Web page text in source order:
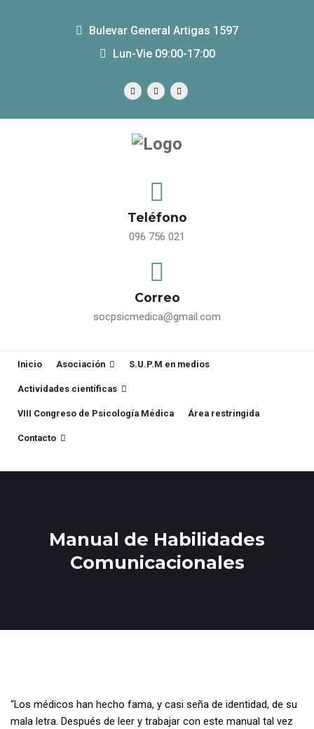
Bulevar General Artigas 1597
Lun-Vie 09:00-17:00
Teléfono
096 756 021
Correo
socpsicmedica@gmail.com
Inicio Asociación S.U.P.M en medios
Actividades científicas
VIII Congreso de Psicología Médica Área restringida
Contacto
Manual de Habilidades
Comunicacionales
“Los médicos han hecho fama, y casi seña de identidad, de su
mala letra. Después de leer y trabajar con este manual tal vez